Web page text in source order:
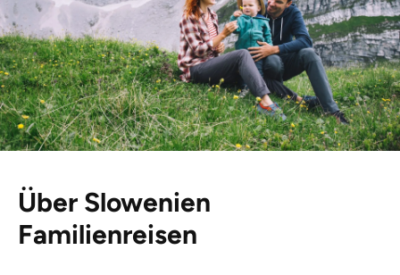
Über Slowenien
Familienreisen